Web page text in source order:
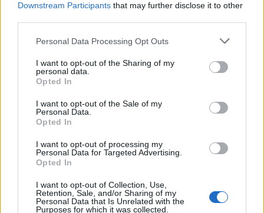
Downstream Participants that may further disclose it to other
Personal Data Processing Opt Outs
I want to opt-out of the Sharing of my
personal data.
Opted In
I want to opt-out of the Sale of my
Personal Data.
Opted In
I want to opt-out of processing my
Personal Data for Targeted Advertising.
Opted In
I want to opt-out of Collection, Use,
Retention, Sale, and/or Sharing of my
Personal Data that Is Unrelated with the
Purposes for which it was collected.
Λάζαρος Τσαβδαρίδης:
το «νεκρό» για 11
χρόνια μεγάλο
Νησέλι, Νησελούδι,
Πρασινάδα, Πλάτανο
και Κλειδί